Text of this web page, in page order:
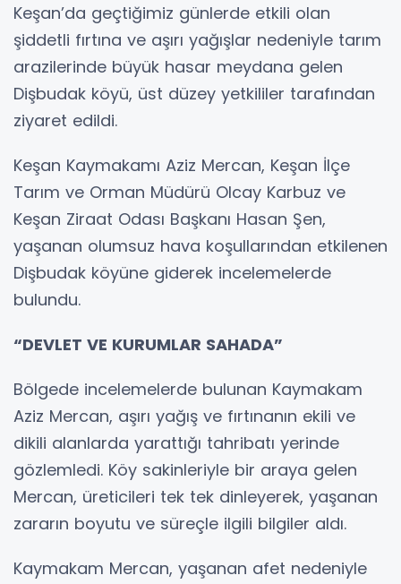
Keşan’da geçtiğimiz günlerde etkili olan
şiddetli fırtına ve aşırı yağışlar nedeniyle tarım
arazilerinde büyük hasar meydana gelen
Dişbudak köyü, üst düzey yetkililer tarafından
ziyaret edildi.
Keşan Kaymakamı Aziz Mercan, Keşan İlçe
Tarım ve Orman Müdürü Olcay Karbuz ve
Keşan Ziraat Odası Başkanı Hasan Şen,
yaşanan olumsuz hava koşullarından etkilenen
Dişbudak köyüne giderek incelemelerde
bulundu.
“DEVLET VE KURUMLAR SAHADA”
Bölgede incelemelerde bulunan Kaymakam
Aziz Mercan, aşırı yağış ve fırtınanın ekili ve
dikili alanlarda yarattığı tahribatı yerinde
gözlemledi. Köy sakinleriyle bir araya gelen
Mercan, üreticileri tek tek dinleyerek, yaşanan
zararın boyutu ve süreçle ilgili bilgiler aldı.
Kaymakam Mercan, yaşanan afet nedeniyle